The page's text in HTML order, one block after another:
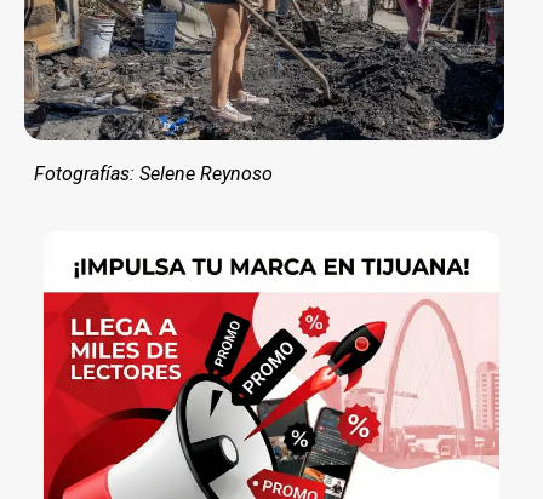
Fotografías: Selene Reynoso